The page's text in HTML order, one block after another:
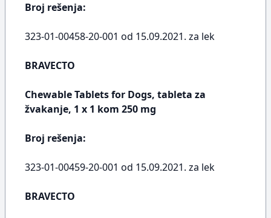
Broj rešenja:
323-01-00458-20-001 od 15.09.2021. za lek
BRAVECTO
Chewable Tablets for Dogs, tableta za
žvakanje, 1 x 1 kom 250 mg
Broj rešenja:
323-01-00459-20-001 od 15.09.2021. za lek
BRAVECTO